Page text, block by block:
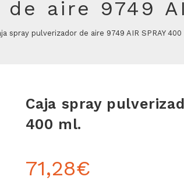
aire 9749
spray pulverizador de aire 9749 AIR SPRAY
Caja spray
400 ml.
71,28€